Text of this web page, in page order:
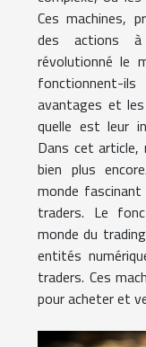
Ces machines,
des actions à
révolutionné le
fonctionnent-
avantages et
quelle est leur
Dans cet article,
bien plus
monde
traders. Le
monde du
entités
traders. Ces
pour acheter et